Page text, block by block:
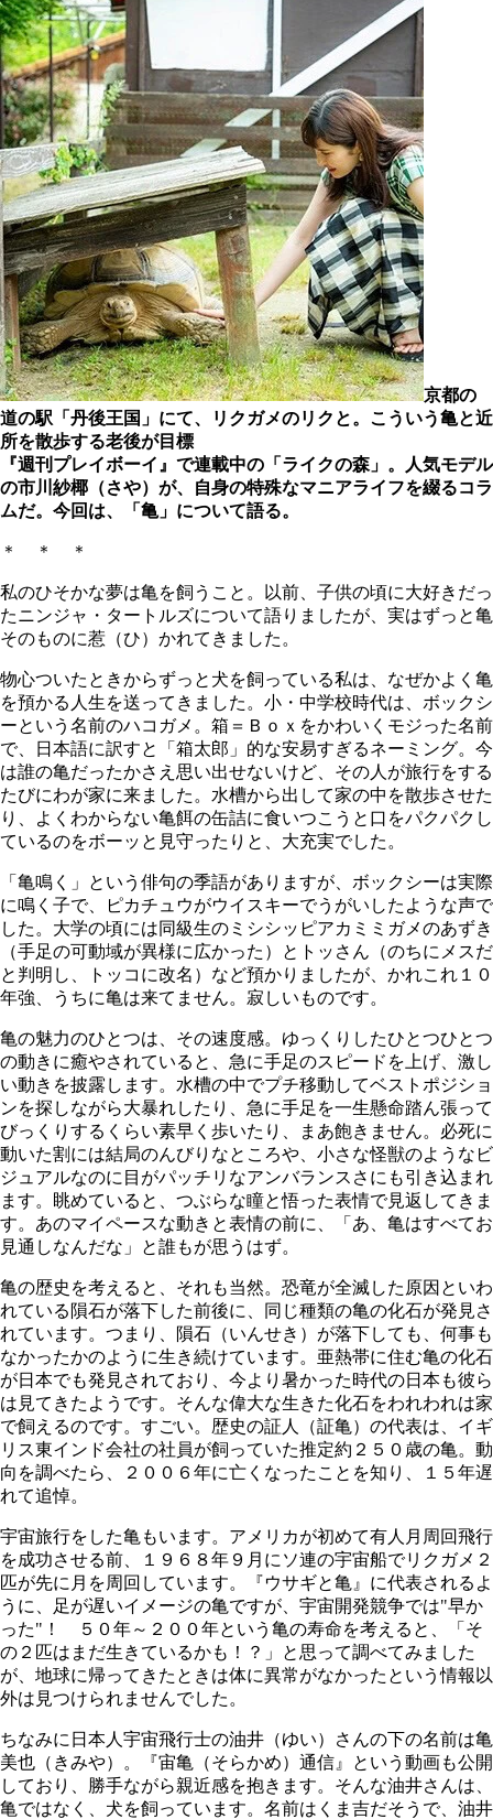
京都の
道の駅「丹後王国」にて、リクガメのリクと。こういう亀と近
所を散歩する老後が目標
『週刊プレイボーイ』で連載中の「ライクの森」。人気モデル
の市川紗椰（さや）が、自身の特殊なマニアライフを綴るコラ
ムだ。今回は、「亀」について語る。
＊ ＊ ＊
私のひそかな夢は亀を飼うこと。以前、子供の頃に大好きだっ
たニンジャ・タートルズについて語りましたが、実はずっと亀
そのものに惹（ひ）かれてきました。
物心ついたときからずっと犬を飼っている私は、なぜかよく亀
を預かる人生を送ってきました。小・中学校時代は、ボックシ
ーという名前のハコガメ。箱＝Ｂｏｘをかわいくモジった名前
で、日本語に訳すと「箱太郎」的な安易すぎるネーミング。今
は誰の亀だったかさえ思い出せないけど、その人が旅行をする
たびにわが家に来ました。水槽から出して家の中を散歩させた
り、よくわからない亀餌の缶詰に食いつこうと口をパクパクし
ているのをボーッと見守ったりと、大充実でした。
「亀鳴く」という俳句の季語がありますが、ボックシーは実際
に鳴く子で、ピカチュウがウイスキーでうがいしたような声で
した。大学の頃には同級生のミシシッピアカミミガメのあずき
（手足の可動域が異様に広かった）とトッさん（のちにメスだ
と判明し、トッコに改名）など預かりましたが、かれこれ１０
年強、うちに亀は来てません。寂しいものです。
亀の魅力のひとつは、その速度感。ゆっくりしたひとつひとつ
の動きに癒やされていると、急に手足のスピードを上げ、激し
い動きを披露します。水槽の中でプチ移動してベストポジショ
ンを探しながら大暴れしたり、急に手足を一生懸命踏ん張って
びっくりするくらい素早く歩いたり、まあ飽きません。必死に
動いた割には結局のんびりなところや、小さな怪獣のようなビ
ジュアルなのに目がパッチリなアンバランスさにも引き込まれ
ます。眺めていると、つぶらな瞳と悟った表情で見返してきま
す。あのマイペースな動きと表情の前に、「あ、亀はすべてお
見通しなんだな」と誰もが思うはず。
亀の歴史を考えると、それも当然。恐竜が全滅した原因といわ
れている隕石が落下した前後に、同じ種類の亀の化石が発見さ
れています。つまり、隕石（いんせき）が落下しても、何事も
なかったかのように生き続けています。亜熱帯に住む亀の化石
が日本でも発見されており、今より暑かった時代の日本も彼ら
は見てきたようです。そんな偉大な生きた化石をわれわれは家
で飼えるのです。すごい。歴史の証人（証亀）の代表は、イギ
リス東インド会社の社員が飼っていた推定約２５０歳の亀。動
向を調べたら、２００６年に亡くなったことを知り、１５年遅
れて追悼。
宇宙旅行をした亀もいます。アメリカが初めて有人月周回飛行
を成功させる前、１９６８年９月にソ連の宇宙船でリクガメ２
匹が先に月を周回しています。『ウサギと亀』に代表されるよ
うに、足が遅いイメージの亀ですが、宇宙開発競争では"早か
った"！ ５０年～２００年という亀の寿命を考えると、「そ
の２匹はまだ生きているかも！？」と思って調べてみました
が、地球に帰ってきたときは体に異常がなかったという情報以
外は見つけられませんでした。
ちなみに日本人宇宙飛行士の油井（ゆい）さんの下の名前は亀
美也（きみや）。『宙亀（そらかめ）通信』という動画も公開
しており、勝手ながら親近感を抱きます。そんな油井さんは、
亀ではなく、犬を飼っています。名前はくま吉だそうで、油井